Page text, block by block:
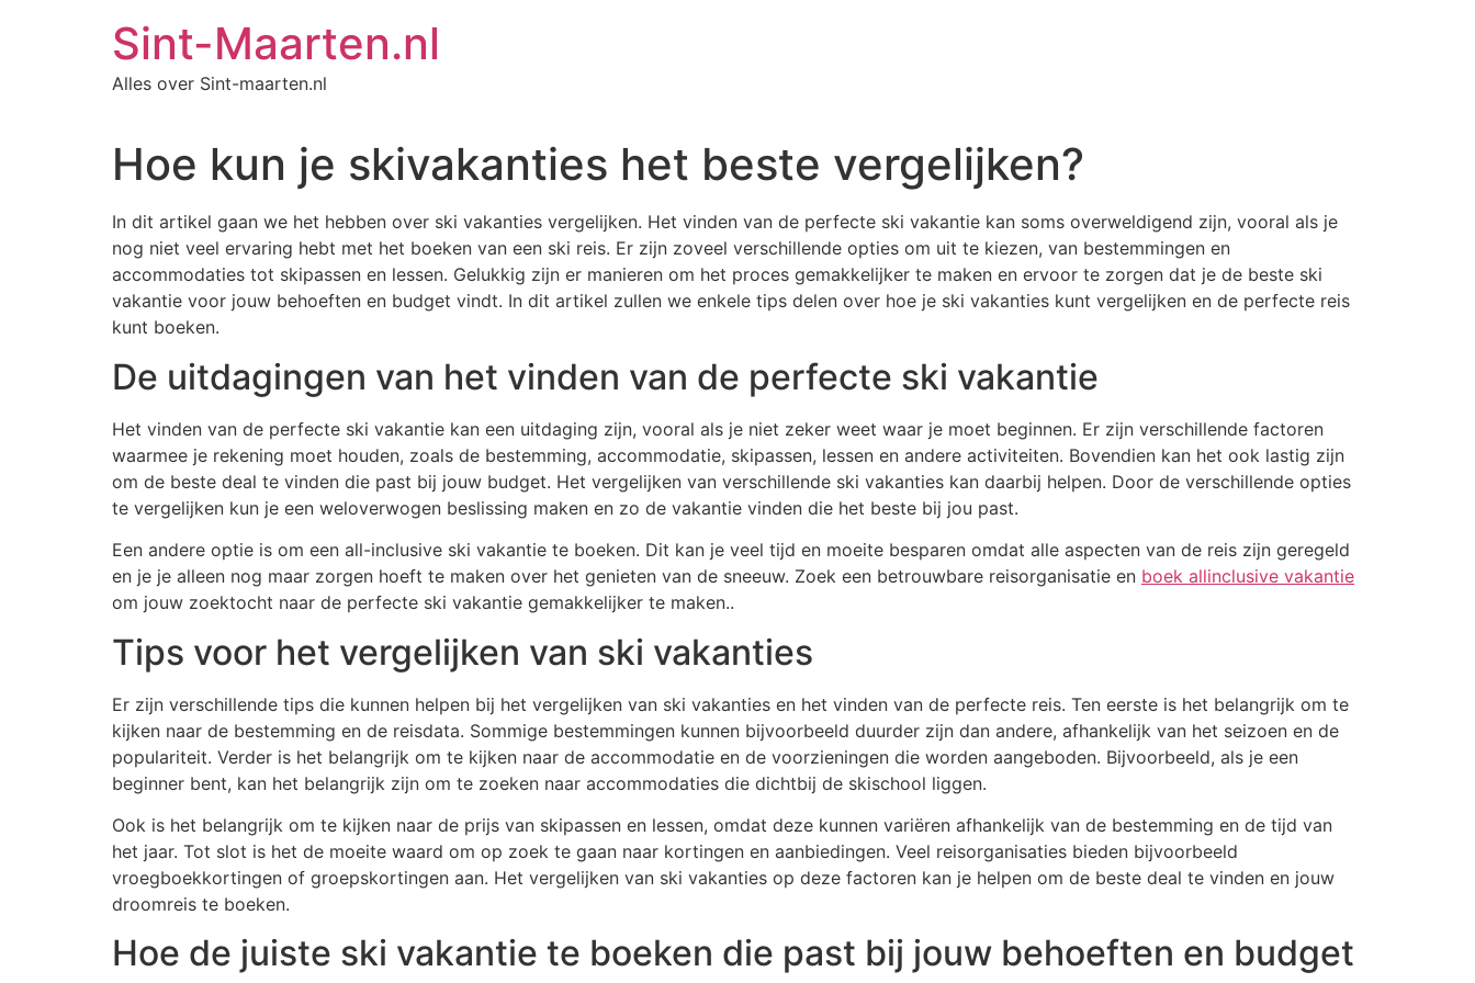
Sint-Maarten.nl
Alles over Sint-maarten.nl
Hoe kun je skivakanties het beste vergelijken?
In dit artikel gaan we het hebben over ski vakanties vergelijken. Het vinden van de perfecte ski vakantie kan soms overweldigend zijn, vooral als je
nog niet veel ervaring hebt met het boeken van een ski reis. Er zijn zoveel verschillende opties om uit te kiezen, van bestemmingen en
accommodaties tot skipassen en lessen. Gelukkig zijn er manieren om het proces gemakkelijker te maken en ervoor te zorgen dat je de beste ski
vakantie voor jouw behoeften en budget vindt. In dit artikel zullen we enkele tips delen over hoe je ski vakanties kunt vergelijken en de perfecte reis
kunt boeken.
De uitdagingen van het vinden van de perfecte ski vakantie
Het vinden van de perfecte ski vakantie kan een uitdaging zijn, vooral als je niet zeker weet waar je moet beginnen. Er zijn verschillende factoren
waarmee je rekening moet houden, zoals de bestemming, accommodatie, skipassen, lessen en andere activiteiten. Bovendien kan het ook lastig zijn
om de beste deal te vinden die past bij jouw budget. Het vergelijken van verschillende ski vakanties kan daarbij helpen. Door de verschillende opties
te vergelijken kun je een weloverwogen beslissing maken en zo de vakantie vinden die het beste bij jou past.
Een andere optie is om een all-inclusive ski vakantie te boeken. Dit kan je veel tijd en moeite besparen omdat alle aspecten van de reis zijn geregeld
en je je alleen nog maar zorgen hoeft te maken over het genieten van de sneeuw. Zoek een betrouwbare reisorganisatie en boek allinclusive vakantie
om jouw zoektocht naar de perfecte ski vakantie gemakkelijker te maken..
Tips voor het vergelijken van ski vakanties
Er zijn verschillende tips die kunnen helpen bij het vergelijken van ski vakanties en het vinden van de perfecte reis. Ten eerste is het belangrijk om te
kijken naar de bestemming en de reisdata. Sommige bestemmingen kunnen bijvoorbeeld duurder zijn dan andere, afhankelijk van het seizoen en de
populariteit. Verder is het belangrijk om te kijken naar de accommodatie en de voorzieningen die worden aangeboden. Bijvoorbeeld, als je een
beginner bent, kan het belangrijk zijn om te zoeken naar accommodaties die dichtbij de skischool liggen.
Ook is het belangrijk om te kijken naar de prijs van skipassen en lessen, omdat deze kunnen variëren afhankelijk van de bestemming en de tijd van
het jaar. Tot slot is het de moeite waard om op zoek te gaan naar kortingen en aanbiedingen. Veel reisorganisaties bieden bijvoorbeeld
vroegboekkortingen of groepskortingen aan. Het vergelijken van ski vakanties op deze factoren kan je helpen om de beste deal te vinden en jouw
droomreis te boeken.
Hoe de juiste ski vakantie te boeken die past bij jouw behoeften en budget